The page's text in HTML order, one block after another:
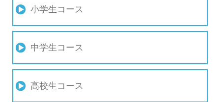
小学生コース
中学生コース
高校生コース